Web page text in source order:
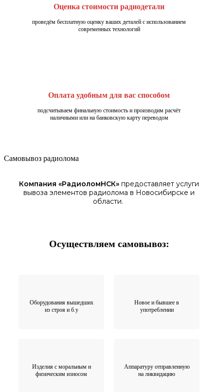
Оценка стоимости радиодетали
проведём бесплатную оценку ваших деталей с использованием
современных технологий
Оплата удобным для вас способом
подсчитываем финальную стоимость и производим расчёт
наличными или на банковскую карту переводом
Самовывоз радиолома
Компания «РадиоломНСК» предоставляет услуги
вывоза элементов радиолома в Новосибирске и
области.
Осуществляем самовывоз:
Оборудования вышедших
из строя и б.у
Новое и бывшее в
употреблении
Изделия с моральным и
физическим износом
Аппаратуру отправленную
на ликвидацию